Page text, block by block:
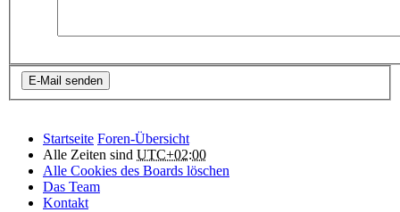
Startseite Foren-Übersicht
Alle Zeiten sind UTC+02:00
Alle Cookies des Boards löschen
Das Team
Kontakt